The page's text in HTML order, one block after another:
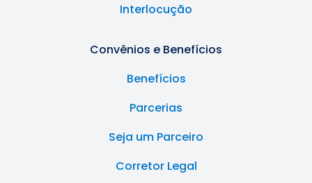
Interlocução
Convênios e Benefícios
Benefícios
Parcerias
Seja um Parceiro
Corretor Legal